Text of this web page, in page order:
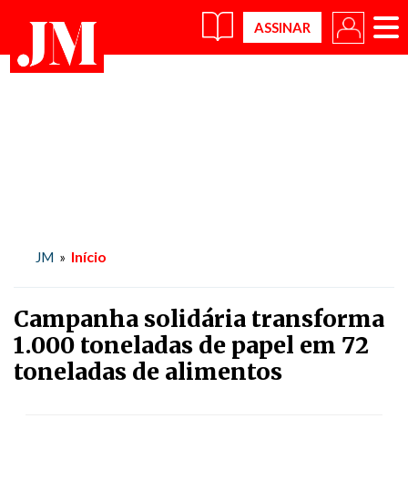
×
JM » Início
Campanha solidária transforma
1.000 toneladas de papel em 72
toneladas de alimentos